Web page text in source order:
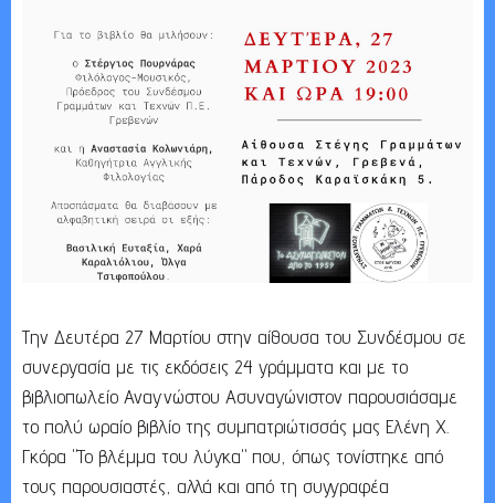
Την Δευτέρα 27 Μαρτίου στην αίθουσα του Συνδέσμου σε
συνεργασία με τις εκδόσεις 24 γράμματα και με το
βιβλιοπωλείο Αναγνώστου Ασυναγώνιστον παρουσιάσαμε
το πολύ ωραίο βιβλίο της συμπατριώτισσάς μας Ελένη Χ.
Γκόρα "Το βλέμμα του λύγκα" που, όπως τονίστηκε από
τους παρουσιαστές, αλλά και από τη συγγραφέα